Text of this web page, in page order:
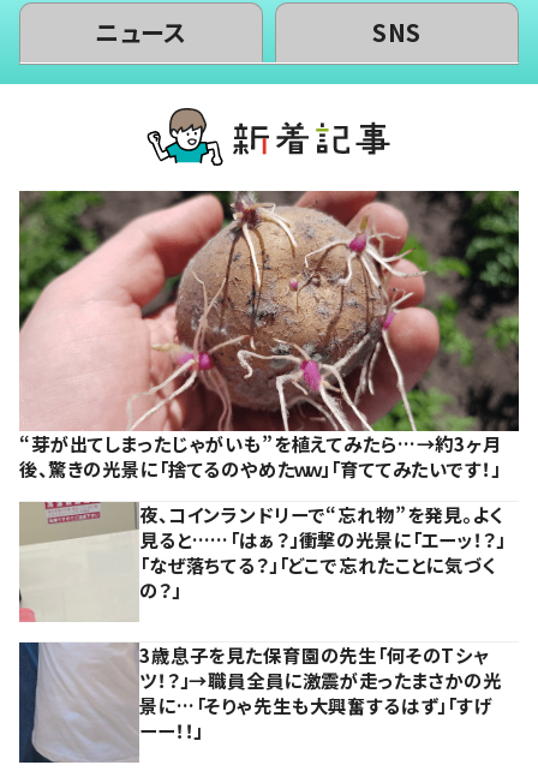
ニュース SNS
“芽が出てしまったじゃがいも”を植えてみたら…→約3ヶ月
後、驚きの光景に「捨てるのやめたｗｗ」「育ててみたいです！」
夜、コインランドリーで“忘れ物”を発見。よく
見ると……「はぁ？」衝撃の光景に「エーッ！？」
「なぜ落ちてる？」「どこで忘れたことに気づく
の？」
3歳息子を見た保育園の先生「何そのTシャ
ツ！？」→職員全員に激震が走ったまさかの光
景に…「そりゃ先生も大興奮するはず」「すげ
ーー！！」